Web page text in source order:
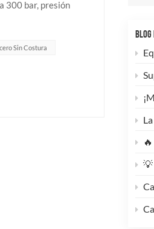
BLOG
La guía
🔥
💡 El
Caso
Caso
300 bar, presión
Sin Costura